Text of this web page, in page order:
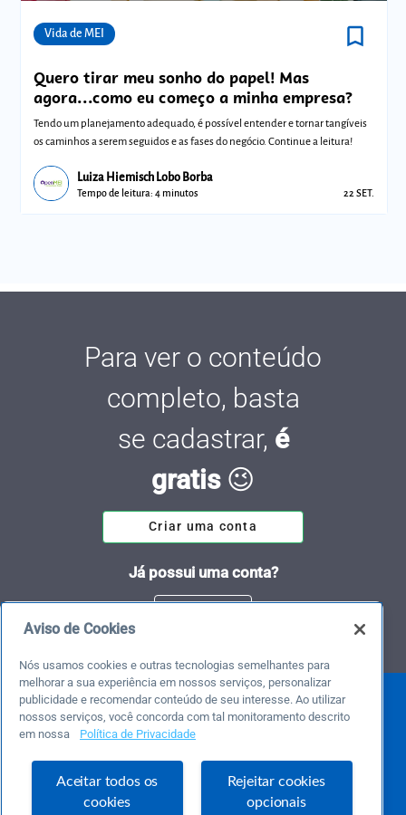
Vida de MEI bookmark_border
Quero tirar meu sonho do papel! Mas
agora...como eu começo a minha empresa?
Tendo um planejamento adequado, é possível entender e tornar tangíveis
os caminhos a serem seguidos e as fases do negócio. Continue a leitura!
Luiza Hiemisch Lobo Borba
Tempo de leitura: 4 minutos 22 SET.
Para ver o conteúdo
completo, basta
se cadastrar, é
gratis😉
Criar uma conta
Já possui uma conta?
Este é um blog colaborativo.
Aviso de Cookies
Nós usamos cookies e outras tecnologias semelhantes para
melhorar a sua experiência em nossos serviços, personalizar
publicidade e recomendar conteúdo de seu interesse. Ao utilizar
nossos serviços, você concorda com tal monitoramento descrito
em nossa
Política de Privacidade
Aceitar todos os
cookies
Rejeitar cookies
opcionais